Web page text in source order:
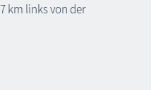
km links von der